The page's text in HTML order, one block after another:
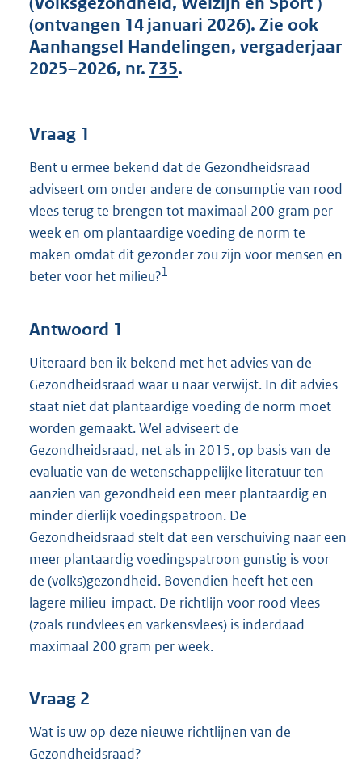
b
(ontvangen 14 januari 2026). Zie ook
Aanhangsel Handelingen, vergaderjaar
2025–2026, nr. 735.
Vraag 1
Bent u ermee bekend dat de Gezondheidsraad
adviseert om onder andere de consumptie van rood
vlees terug te brengen tot maximaal 200 gram per
week en om plantaardige voeding de norm te
maken omdat dit gezonder zou zijn voor mensen en
beter voor het milieu?1
Antwoord 1
Uiteraard ben ik bekend met het advies van de
Gezondheidsraad waar u naar verwijst. In dit advies
staat niet dat plantaardige voeding de norm moet
worden gemaakt. Wel adviseert de
Gezondheidsraad, net als in 2015, op basis van de
evaluatie van de wetenschappelijke literatuur ten
aanzien van gezondheid een meer plantaardig en
minder dierlijk voedingspatroon. De
Gezondheidsraad stelt dat een verschuiving naar een
meer plantaardig voedingspatroon gunstig is voor
de (volks)gezondheid. Bovendien heeft het een
lagere milieu-impact. De richtlijn voor rood vlees
(zoals rundvlees en varkensvlees) is inderdaad
maximaal 200 gram per week.
Vraag 2
Wat is uw op deze nieuwe richtlijnen van de
Gezondheidsraad?